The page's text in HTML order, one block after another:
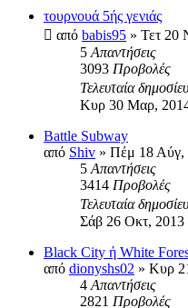
τουρνουά 5ής γενιάς
από babis95 » Τετ 20
5 Απαντήσεις
3093 Προβολές
Τελευταία
Κυρ 30 Μαρ,
Battle Subway
από Shiv » Πέμ 18 Αύγ,
5 Απαντήσεις
3414 Προβολές
Τελευταία
Σάβ 26 Οκτ, 2013
Black City ή White
από dionyshs02 » Κυρ
4 Απαντήσεις
2821 Προβολές